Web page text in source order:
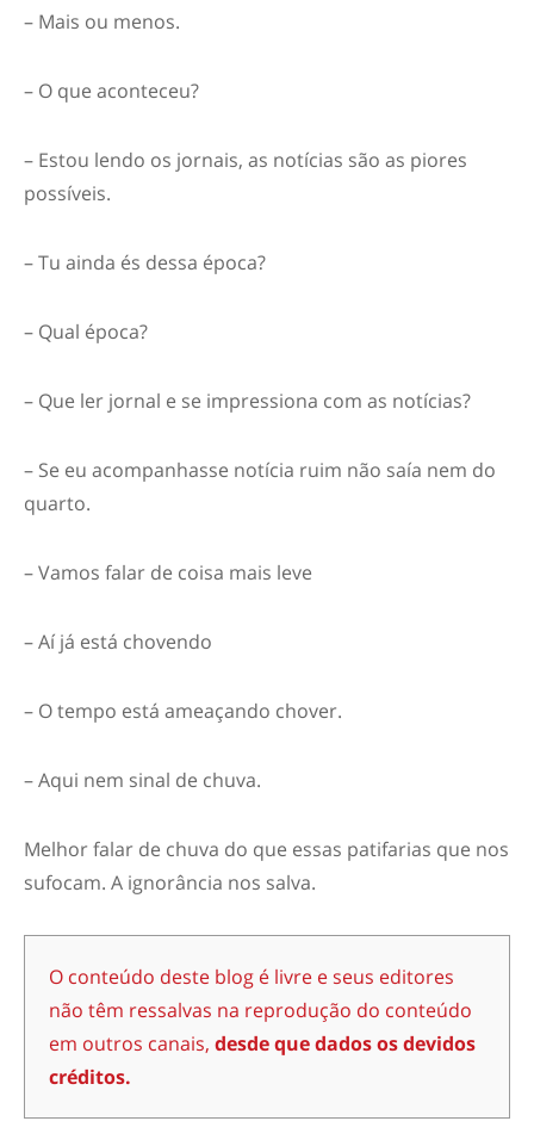
– Mais ou menos.
– O que aconteceu?
– Estou lendo os jornais, as notícias são as piores
possíveis.
– Tu ainda és dessa época?
– Qual época?
– Que ler jornal e se impressiona com as notícias?
– Se eu acompanhasse notícia ruim não saía nem do
quarto.
– Vamos falar de coisa mais leve
– Aí já está chovendo
– O tempo está ameaçando chover.
– Aqui nem sinal de chuva.
Melhor falar de chuva do que essas patifarias que nos
sufocam. A ignorância nos salva.
O conteúdo deste blog é livre e seus editores
não têm ressalvas na reprodução do conteúdo
em outros canais, desde que dados os devidos
créditos.